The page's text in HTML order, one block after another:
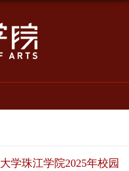
学珠江学院2025年校园